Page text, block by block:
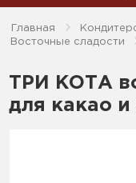
Главная
Восточные сладости
ТРИ КОТА
для какао и